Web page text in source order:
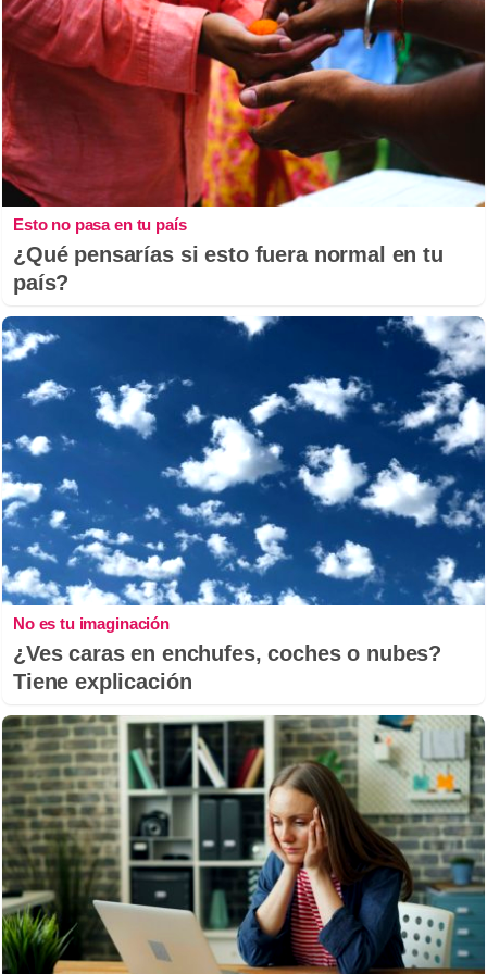
Esto no pasa en tu país
¿Qué pensarías si esto fuera normal en tu
país?
No es tu imaginación
¿Ves caras en enchufes, coches o nubes?
Tiene explicación